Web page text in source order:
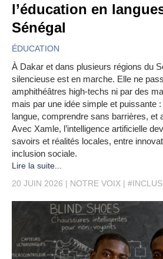
l’éducation en
Sénégal
ÉDUCATION
À Dakar et dans plusieurs régions du
silencieuse est en marche. Elle ne
amphithéâtres high-techs ni par des
mais par une idée simple et puissante
langue, comprendre sans barrières, et
Avec Xamle, l’intelligence artificielle
savoirs et réalités locales, entre
inclusion sociale.
Lire la suite...
20 JUIN 2026
NOTRE VOIX